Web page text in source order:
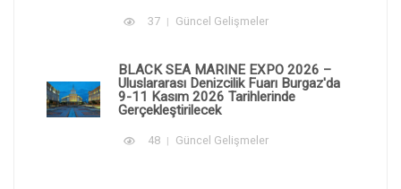
37 Güncel Gelişmeler
BLACK SEA MARINE EXPO 2026 –
Uluslararası Denizcilik Fuarı Burgaz'da
9-11 Kasım 2026 Tarihlerinde
Gerçekleştirilecek
48 Güncel Gelişmeler